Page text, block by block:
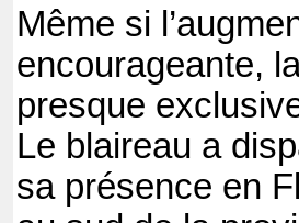
Même si
encourageante,
presque
Le blaireau a
sa présence en